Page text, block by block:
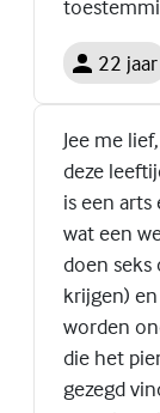
22 jaar
Jee me
deze
is een
wat een
doen seks
krijgen)
worden
die het
gezegd